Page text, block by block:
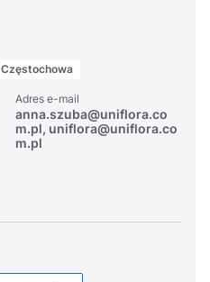
Częstochowa
Adres e-mail
anna.szuba@uniflora.co
m.pl, uniflora@uniflora.co
m.pl